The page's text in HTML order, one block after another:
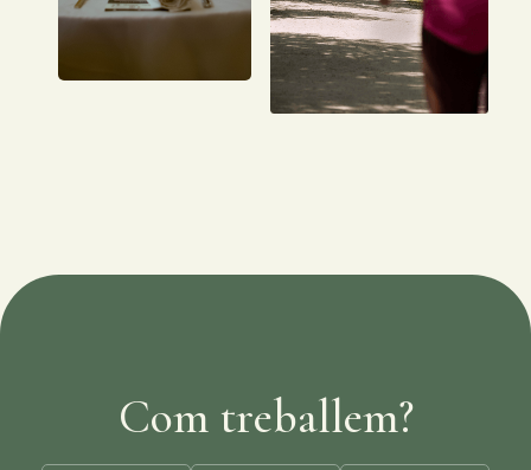
Com treballem?